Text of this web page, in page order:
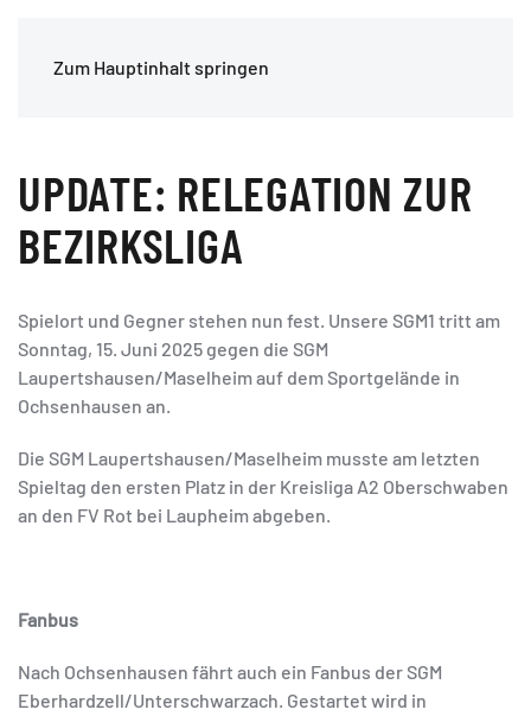
Zum Hauptinhalt springen
UPDATE: RELEGATION ZUR
BEZIRKSLIGA
Spielort und Gegner stehen nun fest. Unsere SGM1 tritt am
Sonntag, 15. Juni 2025 gegen die SGM
Laupertshausen/Maselheim auf dem Sportgelände in
Ochsenhausen an.
Die SGM Laupertshausen/Maselheim musste am letzten
Spieltag den ersten Platz in der Kreisliga A2 Oberschwaben
an den FV Rot bei Laupheim abgeben.
Fanbus
Nach Ochsenhausen fährt auch ein Fanbus der SGM
Eberhardzell/Unterschwarzach. Gestartet wird in